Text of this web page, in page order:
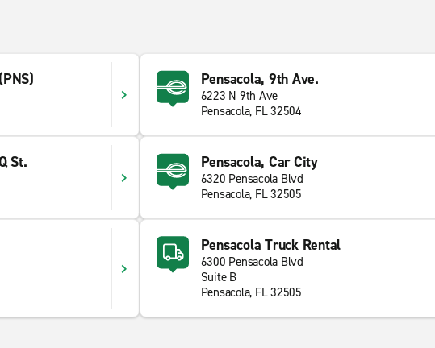
Pensacola, 9th Ave.
6223 N 9th Ave
Pensacola, FL 32504
St. Pensacola, Car City
6320 Pensacola Blvd
Pensacola, FL 32505
Pensacola Truck Rental
6300 Pensacola Blvd
Suite B
Pensacola, FL 32505